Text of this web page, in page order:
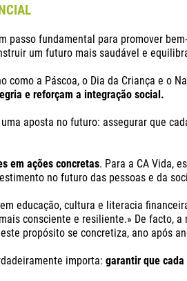
passo fundamental para promover
um futuro mais saudável e
como a Páscoa, o Dia da Criança e o
e reforçam a integração social.
aposta no futuro: assegurar que
em ações concretas. Para a CA Vida,
no futuro das pessoas e da
educação, cultura e literacia
consciente e resiliente.» De facto,
propósito se concretiza, ano após
importa:garantir que